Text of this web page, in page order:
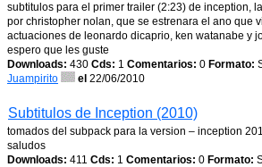
subtitulos para el primer trailer (2:23) de inception,
por christopher nolan, que se estrenara el ano que
actuaciones de leonardo dicaprio, ken watanabe y
espero que les guste
Downloads: 430 Cds: 1 Comentarios: 0 Formato:
Juampirito
el 22/06/2010
Subtitulos de Inception (2010)
tomados del subpack para la version – inception
saludos
Downloads: 411 Cds: 1 Comentarios: 0 Formato: